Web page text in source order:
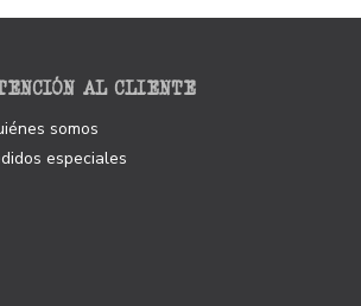
AL CLIENTE
somos
especiales